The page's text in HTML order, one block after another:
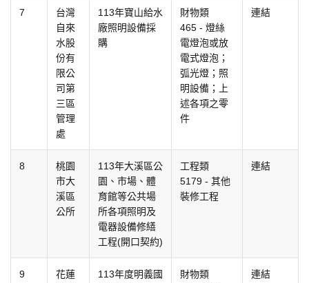
7
台灣
自來
水股
份有
限公
司第
三區
管理
處
113年寶山給水
廠照明設備採
購
財物類
465 - 燈絲
電燈泡或放
電式燈泡；
弧光燈；照
明設備；上
述各項之零
件
連結
8
桃園
市大
溪區
公所
113年大溪區公
園、市場、體
育館等公共場
所各項照明及
電器設備修繕
工程(開口契約)
工程類
5179 - 其他
裝修工程
連結
9
花蓮
113年度明義國
財物類
連結